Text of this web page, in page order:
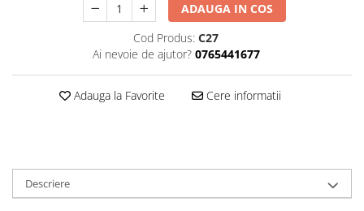
ADAUGA IN COS
Cod Produs: C27
Ai nevoie de ajutor? 0765441677
Adauga la Favorite Cere informatii
Descriere